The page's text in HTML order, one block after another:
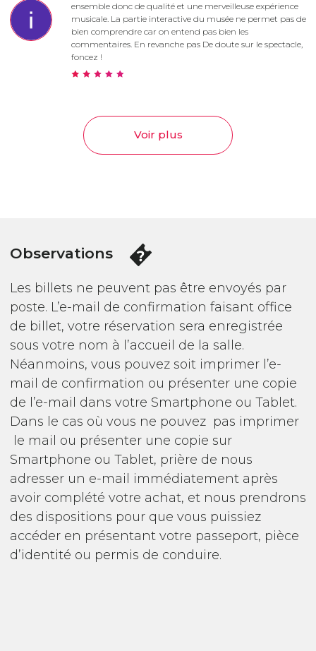
ensemble donc de qualité et une merveilleuse expérience
musicale. La partie interactive du musée ne permet pas de
bien comprendre car on entend pas bien les
commentaires. En revanche pas De doute sur le spectacle,
foncez !
Voir plus
Observations
Les billets ne peuvent pas être envoyés par
poste. L’e-mail de confirmation faisant office
de billet, votre réservation sera enregistrée
sous votre nom à l’accueil de la salle.
Néanmoins, vous pouvez soit imprimer l’e-
mail de confirmation ou présenter une copie
de l’e-mail dans votre Smartphone ou Tablet.
Dans le cas où vous ne pouvez pas imprimer
le mail ou présenter une copie sur
Smartphone ou Tablet, prière de nous
adresser un e-mail immédiatement après
avoir complété votre achat, et nous prendrons
des dispositions pour que vous puissiez
accéder en présentant votre passeport, pièce
d’identité ou permis de conduire.